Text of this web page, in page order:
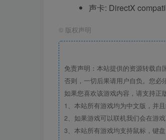
声卡: DirectX
© 版权声明
免责声明：本站提供的资源转载自
否则，一切后果请用户自负。您必
如果您喜欢该游戏内容，请支持正
1、本站所有游戏均为中文版，并
2、如果游戏可以联机我们会在游
3、本站所有游戏均支持鼠标，键